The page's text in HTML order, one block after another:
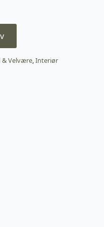
& Velvære,Interiør